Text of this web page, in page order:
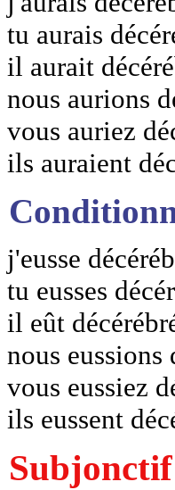
tu aurais
il aurait
nous aurions
vous auriez
ils auraient
j'eusse
tu eusses
il eût
nous eussions
vous eussiez
ils eussent
Subjonctif